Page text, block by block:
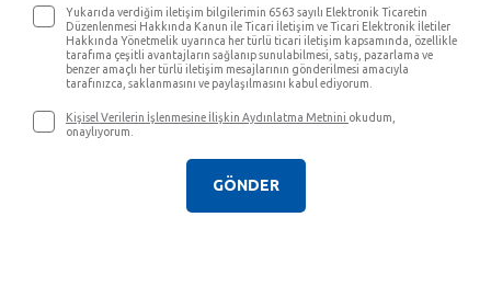
Yukarıda verdiğim iletişim bilgilerimin 6563 sayılı Elektronik Ticaretin
Düzenlenmesi Hakkında Kanun ile Ticari İletişim ve Ticari Elektronik İletiler
Hakkında Yönetmelik uyarınca her türlü ticari iletişim kapsamında, özellikle
tarafıma çeşitli avantajların sağlanıp sunulabilmesi, satış, pazarlama ve
benzer amaçlı her türlü iletişim mesajlarının gönderilmesi amacıyla
tarafınızca, saklanmasını ve paylaşılmasını kabul ediyorum.
Kişisel Verilerin İşlenmesine İlişkin Aydınlatma Metnini okudum,
onaylıyorum.